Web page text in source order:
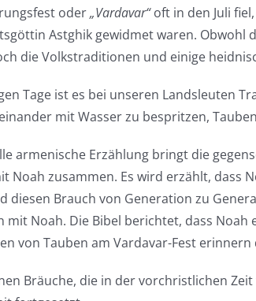
oder„Vardavar“oft in den Juli
Astghik gewidmet waren. Obwohl
die Volkstraditionen und einige
Tage ist es bei unseren Landsleuten
mit Wasser zu bespritzen,
armenische Erzählung bringt die
Noah zusammen. Es wird erzählt, dass
diesen Brauch von Generation zu
mit Noah. Die Bibel berichtet, dass
von Tauben am Vardavar-Fest
Bräuche, die in der vorchristlichen